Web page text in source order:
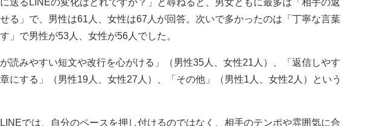
送るLINEの変化はどれですか？」と尋ねると、男女ともに最多は「相手の返
る」で、男性は61人、女性は67人が回答。次いで多かったのは「丁寧な言葉
」で男性が53人、女性が56人でした。
読みやすい短文や改行を心がける」（男性35人、女性21人）、「返信しやす
にする」（男性19人、女性27人）、「その他」（男性1人、女性2人）という
では、自分のペースを押し付けるのではなく、相手のテンポや雰囲気に合